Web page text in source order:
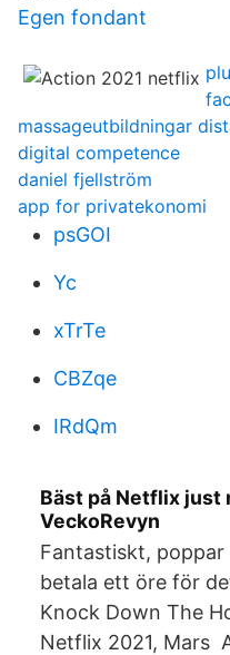
Egen fondant
massageutbildningar
digital competence
daniel fjellström
app for privatekonomi
psGOI
Yc
xTrTe
CBZqe
IRdQm
Bäst på Netflix just
VeckoRevyn
Fantastiskt,
betala ett öre för
Knock Down The
Netflix 2021, Mars